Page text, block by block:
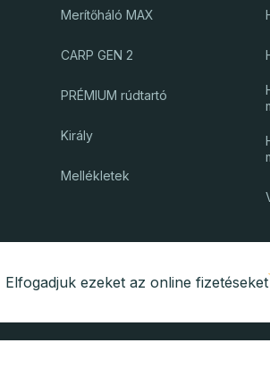
Merítőháló MAX
CARP GEN 2
PRÉMIUM rúdtartó
Király
Mellékletek
Elfogadjuk ezeket az online fizetéseket